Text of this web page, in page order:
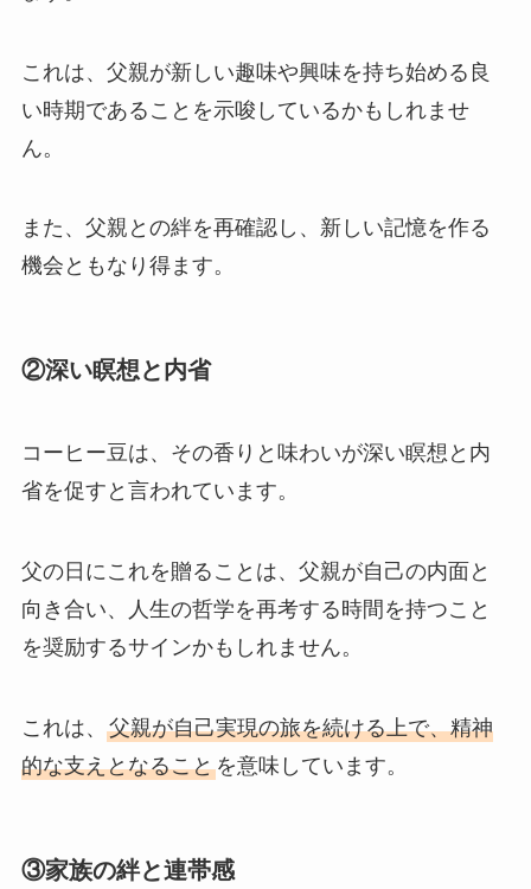
これは、父親が新しい趣味や興味を持ち始める良
い時期であることを示唆しているかもしれませ
ん。
また、父親との絆を再確認し、新しい記憶を作る
機会ともなり得ます。
②深い瞑想と内省
コーヒー豆は、その香りと味わいが深い瞑想と内
省を促すと言われています。
父の日にこれを贈ることは、父親が自己の内面と
向き合い、人生の哲学を再考する時間を持つこと
を奨励するサインかもしれません。
これは、 父親が自己実現の旅を続ける上で、精神
的な支えとなることを意味しています。
③家族の絆と連帯感